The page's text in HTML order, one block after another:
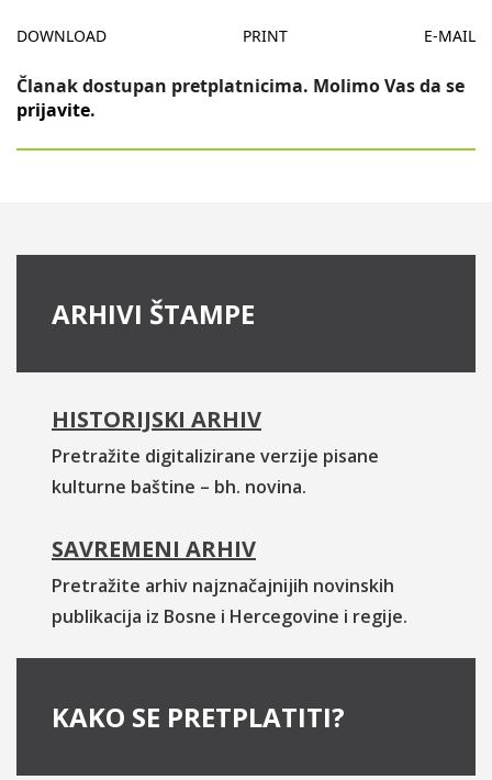
DOWNLOAD PRINT E-MAIL
Članak dostupan pretplatnicima. Molimo Vas da se
prijavite.
ARHIVI ŠTAMPE
HISTORIJSKI ARHIV
Pretražite digitalizirane verzije pisane
kulturne baštine – bh. novina.
SAVREMENI ARHIV
Pretražite arhiv najznačajnijih novinskih
publikacija iz Bosne i Hercegovine i regije.
KAKO SE PRETPLATITI?